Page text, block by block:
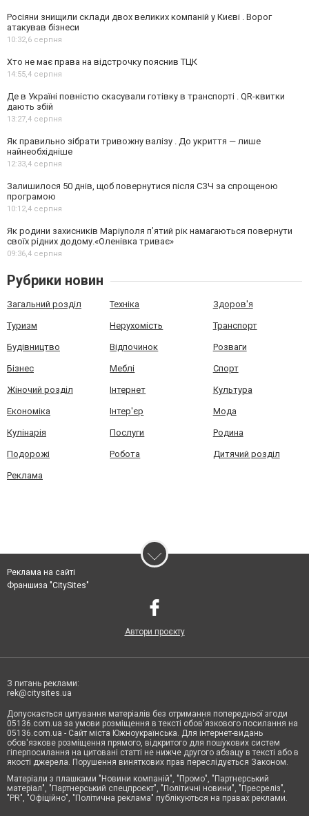
Росіяни знищили склади двох великих компаній у Києві . Ворог
атакував бізнеси
10:32,6 серпня
Хто не має права на відстрочку пояснив ТЦК
14:55,4 серпня
Де в Україні повністю скасували готівку в транспорті . QR-квитки
дають збій
13:27,4 серпня
Як правильно зібрати тривожну валізу . До укриття — лише
найнеобхідніше
12:33,4 серпня
Залишилося 50 днів, щоб повернутися після СЗЧ за спрощеною
програмою
10:12,4 серпня
Як родини захисників Маріуполя пʼятий рік намагаються повернути
своїх рідних додому.«Оленівка триває»
09:36,4 серпня
Рубрики новин
Загальний розділ Техніка Здоров'я
Туризм Нерухомість Транспорт
Будівництво Відпочинок Розваги
Бізнес Меблі Спорт
Жіночий розділ Інтернет Культура
Економіка Інтер'єр Мода
Кулінарія Послуги Родина
Подорожі Робота Дитячий розділ
Реклама
Реклама на сайті
Франшиза "CitySites"
Автори проєкту
З питань реклами:
rek@citysites.ua
Допускається цитування матеріалів без отримання попередньої згоди
05136.com.ua за умови розміщення в тексті обов'язкового посилання на
05136.com.ua - Сайт міста Южноукраїнська. Для інтернет-видань
обов'язкове розміщення прямого, відкритого для пошукових систем
гіперпосилання на цитовані статті не нижче другого абзацу в тексті або в
якості джерела. Порушення виняткових прав переслідується Законом.
Матеріали з плашками "Новини компаній", "Промо", "Партнерський
матеріал", "Партнерський спецпроєкт", "Політичні новини", "Пресреліз",
"PR", "Офіційно", "Політична реклама" публікуються на правах реклами.